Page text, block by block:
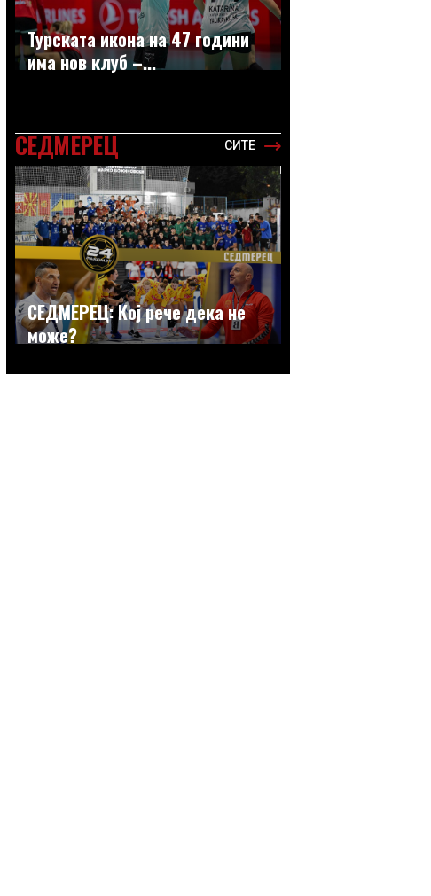
Турската икона на 47 години
има нов клуб –...
СЕДМЕРЕЦ СИТЕ
СЕДМЕРЕЦ: Кој рече дека не
може?